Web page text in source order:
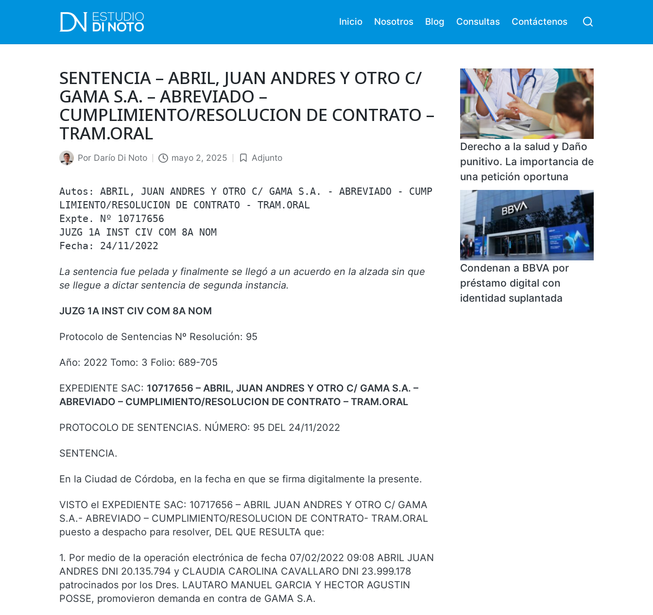
Inicio Nosotros Blog Consultas Contáctenos
SENTENCIA – ABRIL, JUAN ANDRES Y OTRO C/
GAMA S.A. – ABREVIADO –
CUMPLIMIENTO/RESOLUCION DE CONTRATO –
TRAM.ORAL
Publicado
Por Darío Di Noto mayo 2, 2025
Publicado
Adjunto
Autos: ABRIL, JUAN ANDRES Y OTRO C/ GAMA S.A. - ABREVIADO - CUMP
LIMIENTO/RESOLUCION DE CONTRATO - TRAM.ORAL
Expte. Nº 10717656
JUZG 1A INST CIV COM 8A NOM
La sentencia fue pelada y finalmente se llegó a un acuerdo en la alzada sin que
se llegue a dictar sentencia de segunda instancia.
JUZG 1A INST CIV COM 8A NOM
Protocolo de Sentencias Nº Resolución: 95
Año: 2022 Tomo: 3 Folio: 689-705
EXPEDIENTE SAC: 10717656 – ABRIL, JUAN ANDRES Y OTRO C/ GAMA S.A. –
ABREVIADO – CUMPLIMIENTO/RESOLUCION DE CONTRATO – TRAM.ORAL
PROTOCOLO DE SENTENCIAS. NÚMERO: 95 DEL 24/11/2022
SENTENCIA.
En la Ciudad de Córdoba, en la fecha en que se firma digitalmente la presente.
VISTO el EXPEDIENTE SAC: 10717656 – ABRIL JUAN ANDRES Y OTRO C/ GAMA
S.A.- ABREVIADO – CUMPLIMIENTO/RESOLUCION DE CONTRATO- TRAM.ORAL
puesto a despacho para resolver, DEL QUE RESULTA que:
1. Por medio de la operación electrónica de fecha 07/02/2022 09:08 ABRIL JUAN
ANDRES DNI 20.135.794 y CLAUDIA CAROLINA CAVALLARO DNI 23.999.178
patrocinados por los Dres. LAUTARO MANUEL GARCIA Y HECTOR AGUSTIN
POSSE, promovieron demanda en contra de GAMA S.A.
Derecho a la salud y Daño
punitivo. La importancia de
una petición oportuna
Condenan a BBVA por
préstamo digital con
identidad suplantada